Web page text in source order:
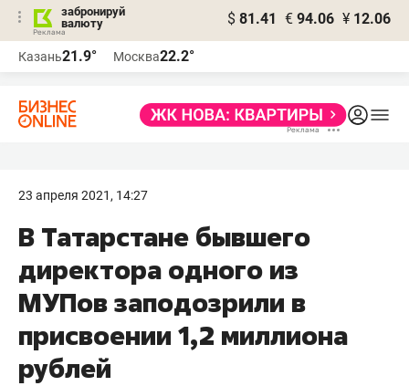
забронируй
валюту
$ 81.41 € 94.06 ¥ 12.06
Казань21.9° Москва22.2°
23 апреля 2021, 14:27
В Татарстане бывшего
директора одного из
МУПов заподозрили в
присвоении 1,2 миллиона
рублей